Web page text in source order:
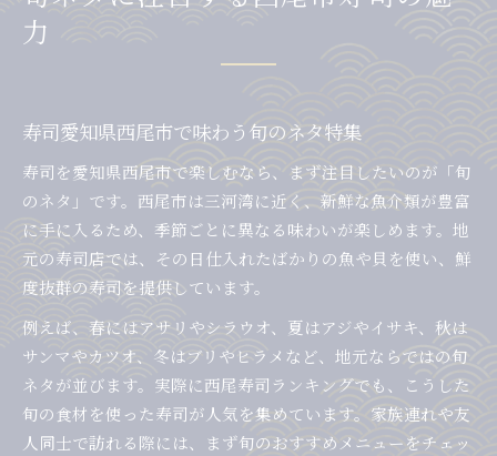
力
寿司愛知県西尾市で味わう旬のネタ特集
寿司を愛知県西尾市で楽しむなら、まず注目したいのが「旬
のネタ」です。西尾市は三河湾に近く、新鮮な魚介類が豊富
に手に入るため、季節ごとに異なる味わいが楽しめます。地
元の寿司店では、その日仕入れたばかりの魚や貝を使い、鮮
度抜群の寿司を提供しています。
例えば、春にはアサリやシラウオ、夏はアジやイサキ、秋は
サンマやカツオ、冬はブリやヒラメなど、地元ならではの旬
ネタが並びます。実際に西尾寿司ランキングでも、こうした
旬の食材を使った寿司が人気を集めています。家族連れや友
人同士で訪れる際には、まず旬のおすすめメニューをチェッ